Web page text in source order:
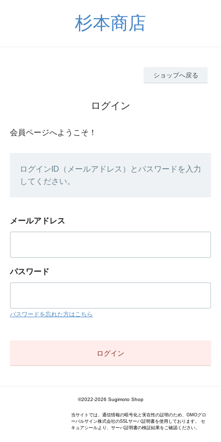
杉本商店
ショップへ戻る
ログイン
会員ページへようこそ！
ログインID（メールアドレス）とパスワードを入力
してください。
メールアドレス
パスワード
パスワードを忘れた方はこちら
©2022-2026 Sugimoto Shop
当サイトでは、通信情報の暗号化と実在性の証明のため、GMOグロ
ーバルサイン株式会社のSSLサーバ証明書を使用しております。 セ
キュアシールより、サーバ証明書の検証結果をご確認ください。